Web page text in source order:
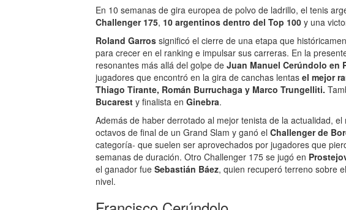
En 10 semanas de gira europea de polvo de ladrillo, el tenis
Challenger 175, 10 argentinos dentro del Top 100 y una
Roland Garros significó el cierre de una etapa que
para crecer en el ranking e impulsar sus carreras. En la
resonantes más allá del golpe de Juan Manuel Cerúndolo en
jugadores que encontró en la gira de canchas lentas el mejor
Thiago Tirante, Román Burruchaga y Marco Trungelliti.
Bucarest y finalista en Ginebra.
Además de haber derrotado al mejor tenista de la actualidad,
octavos de final de un Grand Slam y ganó el Challenger de
categoría- que suelen ser aprovechados por jugadores que
semanas de duración. Otro Challenger 175 se jugó en
el ganador fue Sebastián Báez, quien recuperó terreno sobre
nivel.